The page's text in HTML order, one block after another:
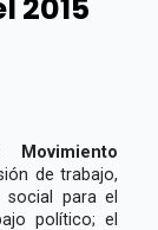
2015
Movimiento
de trabajo,
para el
político; el